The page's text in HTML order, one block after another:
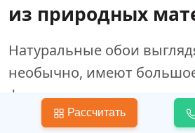
из природных
Натуральные обои
необычно, имеют
фактур и расцветок.
Плюсыобоев из
Рассчитать